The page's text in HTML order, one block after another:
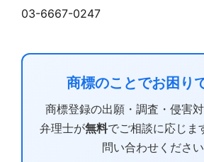
03-6667-0247
商標のことでお困り
商標登録の出願・調査・侵害対
弁理士が無料でご相談に応じま
問い合わせください